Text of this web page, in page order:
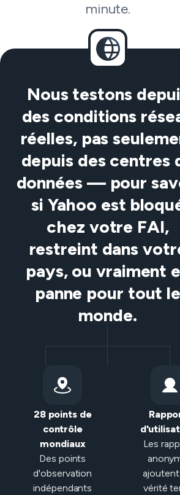
minute.
Nous testons
des conditions
réelles, pas
depuis des centres
données — pour
si Yahoo est
chez votre FAI,
restreint dans
pays, ou vraiment
panne pour tout le
monde.
28 points de
contrôle
mondiaux
Des points
d'observation
indépendants
Les
vérité